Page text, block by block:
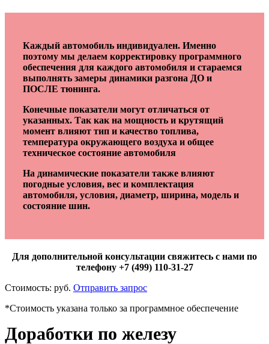
Каждый автомобиль индивидуален. Именно
поэтому мы делаем корректировку программного
обеспечения для каждого автомобиля и стараемся
выполнять замеры динамики разгона ДО и
ПОСЛЕ тюнинга.
Конечные показатели могут отличаться от
указанных. Так как на мощность и крутящий
момент влияют тип и качество топлива,
температура окружающего воздуха и общее
техническое состояние автомобиля
На динамические показатели также влияют
погодные условия, вес и комплектация
автомобиля, условия, диаметр, ширина, модель и
состояние шин.
Для дополнительной консультации свяжитесь с нами по
телефону +7 (499) 110-31-27
Стоимость: руб. Отправить запрос
*Стоимость указана только за программное обеспечение
Доработки по железу